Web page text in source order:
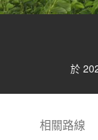
於
相關路線